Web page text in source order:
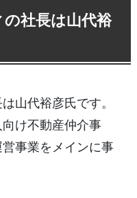
社長は山代裕
山代裕彦氏です。
け不動産仲介事
事業をメインに事